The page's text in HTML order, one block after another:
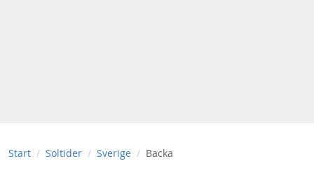
Start Soltider Sverige Backa